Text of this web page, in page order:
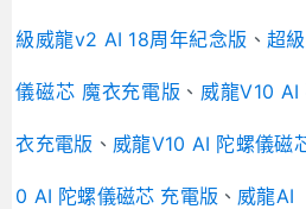
級威龍v2 AI 18周年紀念版 、 超
儀磁芯 魔衣充電版 、 威龍V10
衣充電版 、 威龍V10 AI 陀螺儀磁
0 AI 陀螺儀磁芯 充電版 、 威龍AI